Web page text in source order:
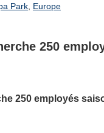
Park, Europe
250
250 employés